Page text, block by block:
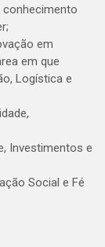
conhecimento
em
em que
Logística e
Investimentos e
Social e Fé